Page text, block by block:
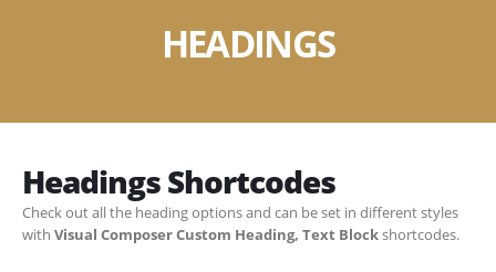
HEADINGS
Headings Shortcodes
Check out all the heading options and can be set in different styles
with Visual Composer Custom Heading, Text Blockshortcodes.